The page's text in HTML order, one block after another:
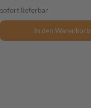
sofort lieferbar
In den Warenkorb